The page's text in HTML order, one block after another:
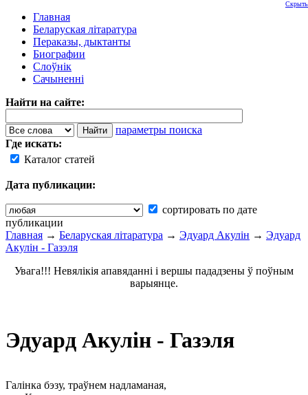
Главная
Беларуская літаратура
Пераказы, дыктанты
Биографии
Слоўнік
Сачыненні
Найти на сайте:
параметры поиска
Где искать:
Каталог статей
Дата публикации:
сортировать по дате
публикации
Скрыть
Главная → Беларуская літаратура → Эдуард Акулін → Эдуард
Акулін - Газэля
Увага!!! Невялікія апавяданні і вершы пададзены ў поўным
варыянце.
Эдуард Акулін - Газэля
Галінка бэзу, траўнем надламаная,